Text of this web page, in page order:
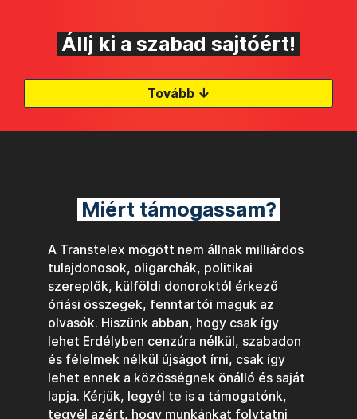
Állj ki a szabad sajtóért!
Tovább ↓
Miért támogassam?
A Transtelex mögött nem állnak milliárdos
tulajdonosok, oligarchák, politikai
szereplők, külföldi donoroktól érkező
óriási összegek, fenntartói maguk az
olvasók. Hiszünk abban, hogy csak így
lehet Erdélyben cenzúra nélkül, szabadon
és félelmek nélkül újságot írni, csak így
lehet ennek a közösségnek önálló és saját
lapja. Kérjük, legyél te is a támogatónk,
tegyél azért, hogy munkánkat folytatni